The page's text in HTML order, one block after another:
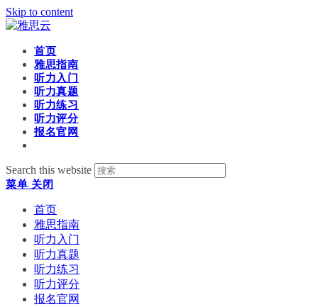
Skip to content
首页
雅思指南
听力入门
听力真题
听力练习
听力评分
报名官网
Search this website
菜单 关闭
首页
雅思指南
听力入门
听力真题
听力练习
听力评分
报名官网